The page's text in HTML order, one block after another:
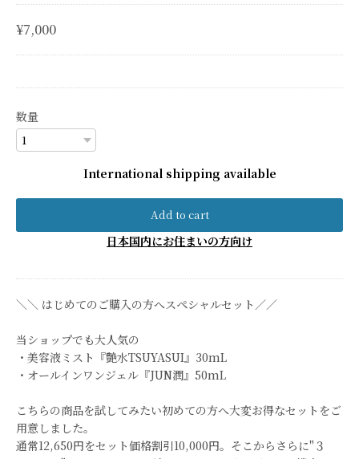
¥7,000
数量
International shipping available
Add to cart
日本国内にお住まいの方向け
＼＼ はじめてのご購入の方へスペシャルセット／／
当ショップでも大人気の
・美容液ミスト『艶水TSUYASUI』30mL
・オールインワンジェル『JUN潤』50mL
こちらの商品を試してみたい初めての方へ大変お得なセットをご
用意しました。
通常12,650円をセット価格割引10,000円。そこからさらに"３